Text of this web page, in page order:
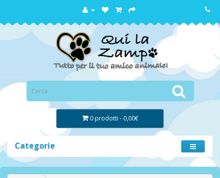
0 prodotti - 0,00€
Categorie